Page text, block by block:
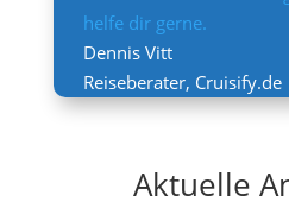
helfe dir gerne.
Dennis Vitt
Reiseberater, Cruisify.de
Aktuelle